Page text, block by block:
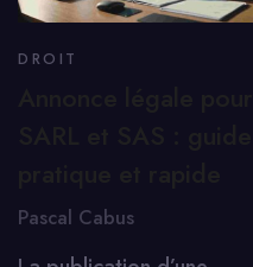
DROIT
Pascal Cabus